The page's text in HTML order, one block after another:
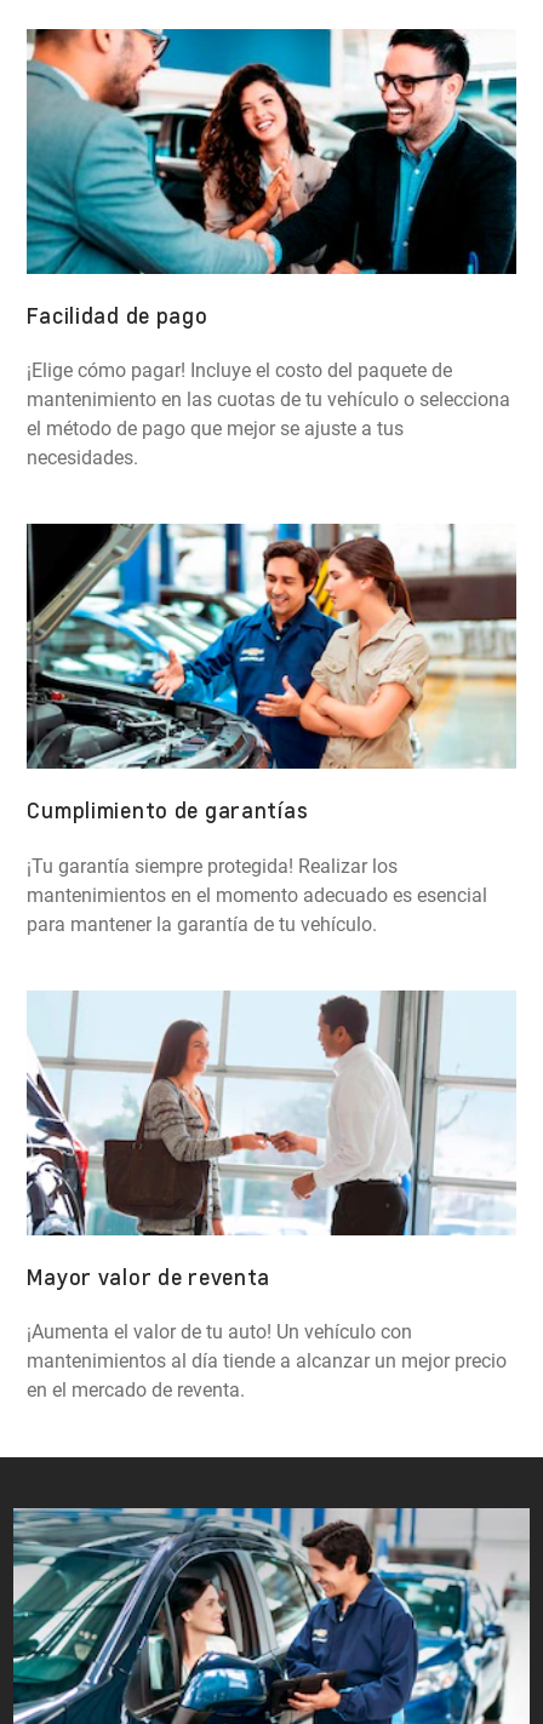
Facilidad de pago
¡Elige cómo pagar! Incluye el costo del paquete de
mantenimiento en las cuotas de tu vehículo o selecciona
el método de pago que mejor se ajuste a tus
necesidades.
Cumplimiento de garantías
¡Tu garantía siempre protegida! Realizar los
mantenimientos en el momento adecuado es esencial
para mantener la garantía de tu vehículo.
Mayor valor de reventa
¡Aumenta el valor de tu auto! Un vehículo con
mantenimientos al día tiende a alcanzar un mejor precio
en el mercado de reventa.